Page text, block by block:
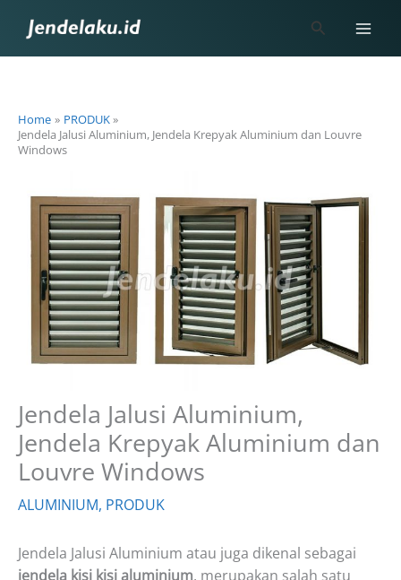
content
Search
Home
PRODUK
Jendela Jalusi Aluminium, Jendela Krepyak Aluminium dan Louvre
Windows
Jendela Jalusi Aluminium,
Jendela Krepyak Aluminium dan
Louvre Windows
ALUMINIUM, PRODUK
Jendela Jalusi Aluminium atau juga dikenal sebagai
jendela kisi kisi aluminium, merupakan salah satu